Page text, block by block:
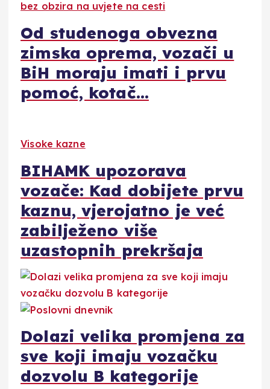
bez obzira na uvjete na cesti
Od studenoga obvezna
zimska oprema, vozači u
BiH moraju imati i prvu
pomoć, kotač…
Visoke kazne
BIHAMK upozorava
vozače: Kad dobijete prvu
kaznu, vjerojatno je već
zabilježeno više
uzastopnih prekršaja
Dolazi velika promjena za
sve koji imaju vozačku
dozvolu B kategorije